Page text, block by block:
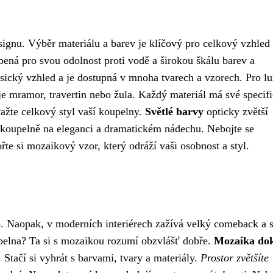
Výběr materiálu a barev je klíčový pro celkový vzhled
pro svou odolnost proti vodě a širokou škálu barev a
vzhled a je dostupná v mnoha tvarech a vzorech. Pro
mramor, travertin nebo žula. Každý materiál má své
celkový styl vaší koupelny. Světlé barvy opticky zvětší
na eleganci a dramatickém nádechu. Nebojte se
si mozaikový vzor, který odráží vaši osobnost a styl.
v moderních interiérech zažívá velký comeback a
Ta si s mozaikou rozumí obzvlášť dobře. Mozaika
Stačí si vyhrát s barvami, tvary a materiály. Prostor zvětšíte